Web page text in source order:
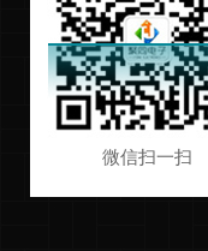
微信扫一扫